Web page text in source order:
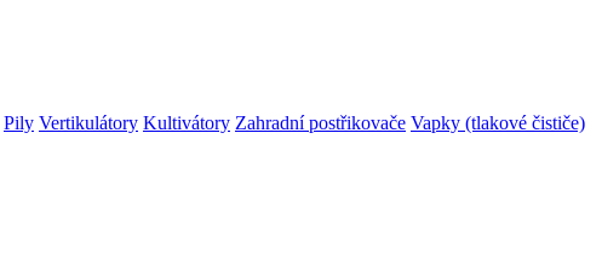
Pily Vertikulátory Kultivátory Zahradní postřikovače Vapky (tlakové čističe)